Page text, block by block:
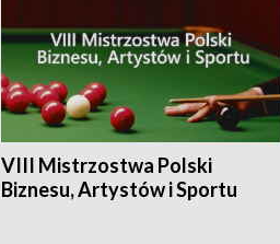
VIII Mistrzostwa Polski
Biznesu, Artystów i Sportu